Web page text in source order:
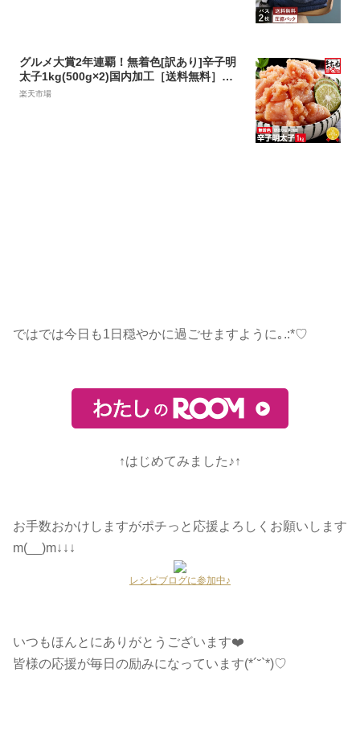
グルメ大賞2年連覇！無着色[訳あり]辛子明
太子1kg(500g×2)国内加工［送料無料］
【レビュー4.53!9030件!】(切れ子/ばら子)
楽天市場
ではでは今日も1日穏やかに過ごせますように｡.:*♡
↑はじめてみました♪↑
お手数おかけしますがポチっと応援よろしくお願いします
m(__)m↓↓↓
レシピブログに参加中♪
いつもほんとにありがとうございます❤️
皆様の応援が毎日の励みになっています(*´˘`*)♡